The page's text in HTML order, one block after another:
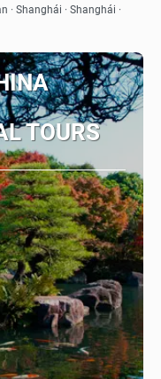
· Shanghái · Shanghái ·
TOURS